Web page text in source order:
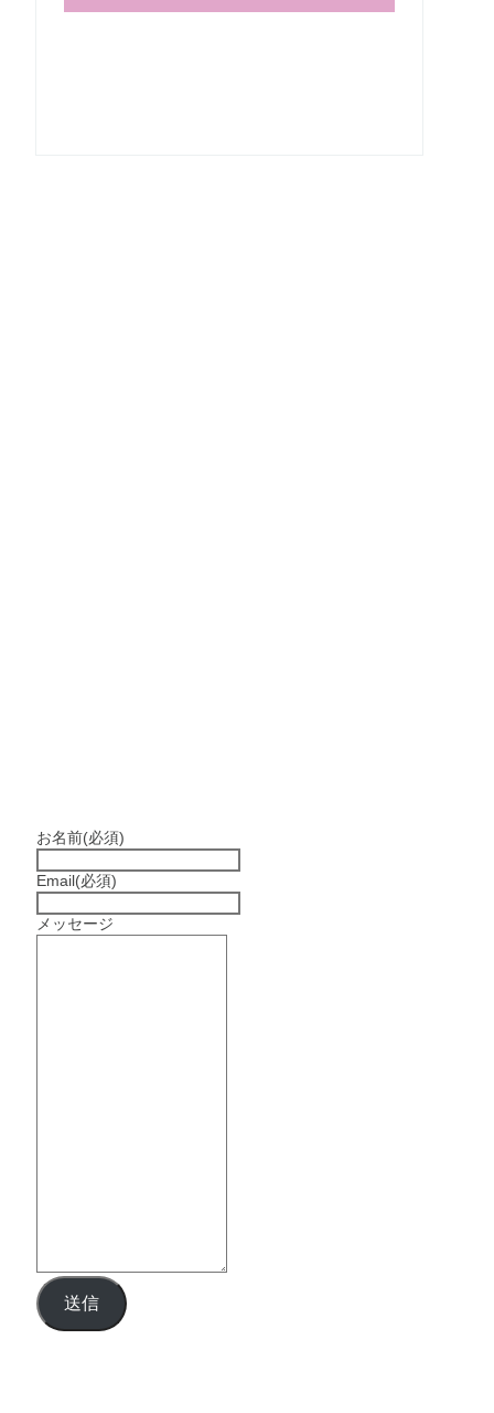
お名前(必須)
Email(必須)
メッセージ
送信